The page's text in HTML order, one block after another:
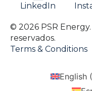
LinkedIn
© 2026 PSR
reservados.
Terms & Conditions
English(